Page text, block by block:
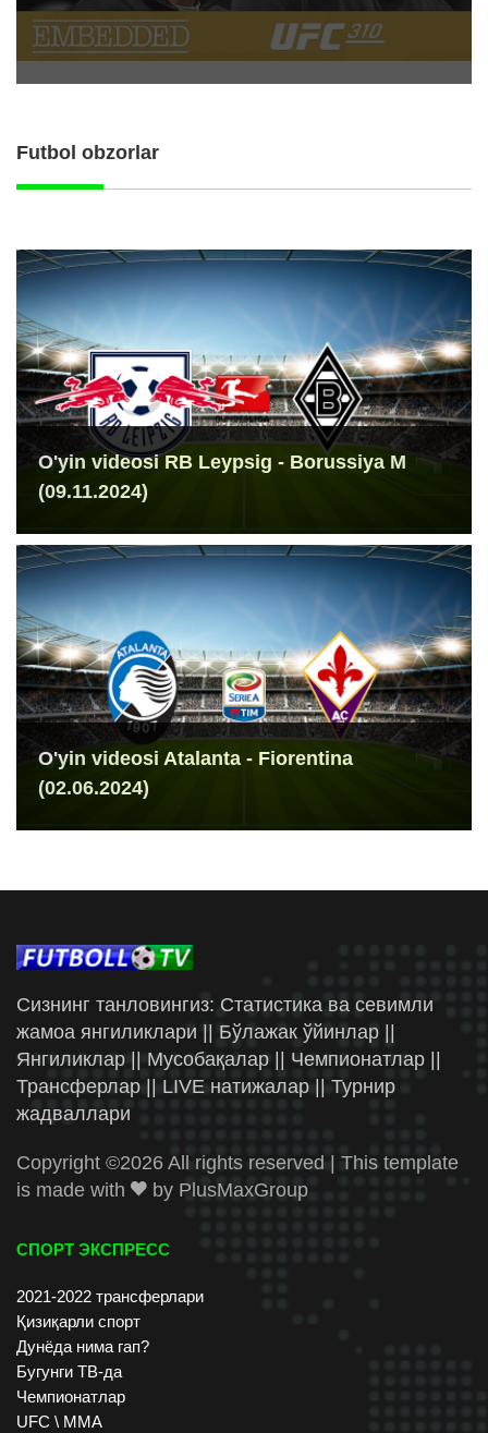
Futbol obzorlar
O'yin videosi RB Leypsig - Borussiya M
(09.11.2024)
O'yin videosi Atalanta - Fiorentina
(02.06.2024)
Сизнинг танловингиз: Статистика ва севимли
жамоа янгиликлари || Бўлажак ўйинлар ||
Янгиликлар || Мусобақалар || Чемпионатлар ||
Трансферлар || LIVE натижалар || Турнир
жадваллари
Copyright ©2026 All rights reserved | This template
is made with
by PlusMaxGroup
СПОРТ ЭКСПРЕСС
2021-2022 трансферлари
Қизиқарли спорт
Дунёда нима гап?
Бугунги ТВ-да
Чемпионатлар
UFC \ ММА